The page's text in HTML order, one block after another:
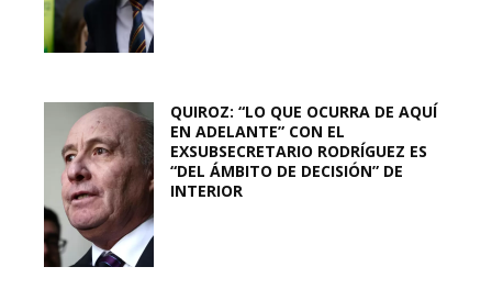
QUIROZ: “LO QUE OCURRA DE AQUÍ
EN ADELANTE” CON EL
EXSUBSECRETARIO RODRÍGUEZ ES
“DEL ÁMBITO DE DECISIÓN” DE
INTERIOR